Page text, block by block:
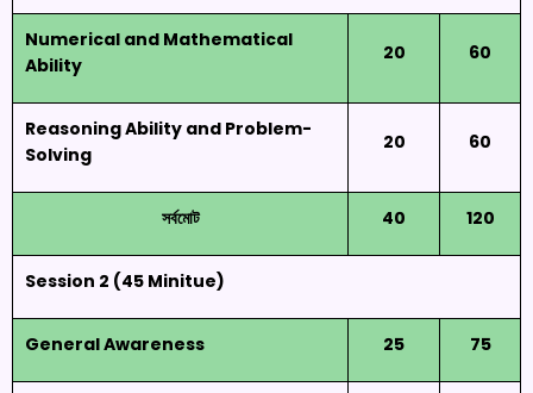
Numerical and Mathematical
Ability
20 60
Reasoning Ability and Problem-
Solving
20 60
সর্বমোট 40 120
Session 2 (45 Minitue)
General Awareness 25 75